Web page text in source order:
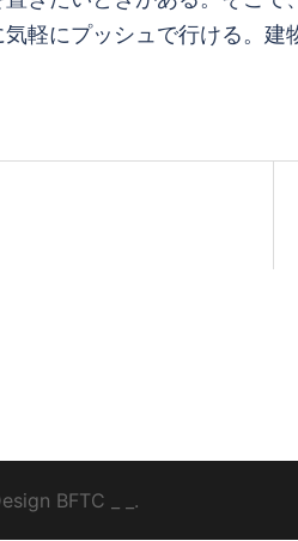
軽にプッシュで行ける。
BFTC _ _.